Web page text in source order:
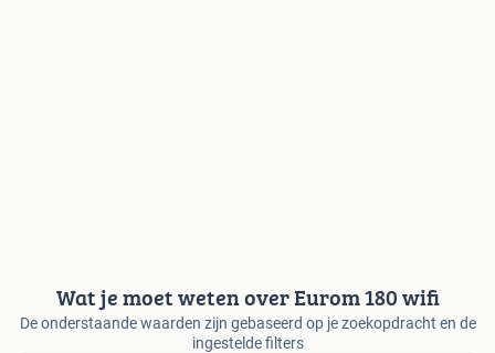
Wat je moet weten over Eurom 180 wifi
De onderstaande waarden zijn gebaseerd op je zoekopdracht en de
ingestelde filters